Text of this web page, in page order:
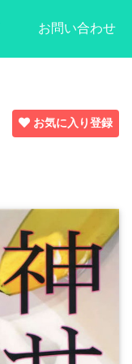
お問い合わせ
お気に入り登録